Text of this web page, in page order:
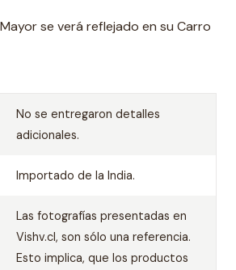
se verá reflejado en su Carro
No se entregaron detalles
adicionales.
Importado de la India.
Las fotografías presentadas en
Vishv.cl, son sólo una referencia.
Esto implica, que los productos